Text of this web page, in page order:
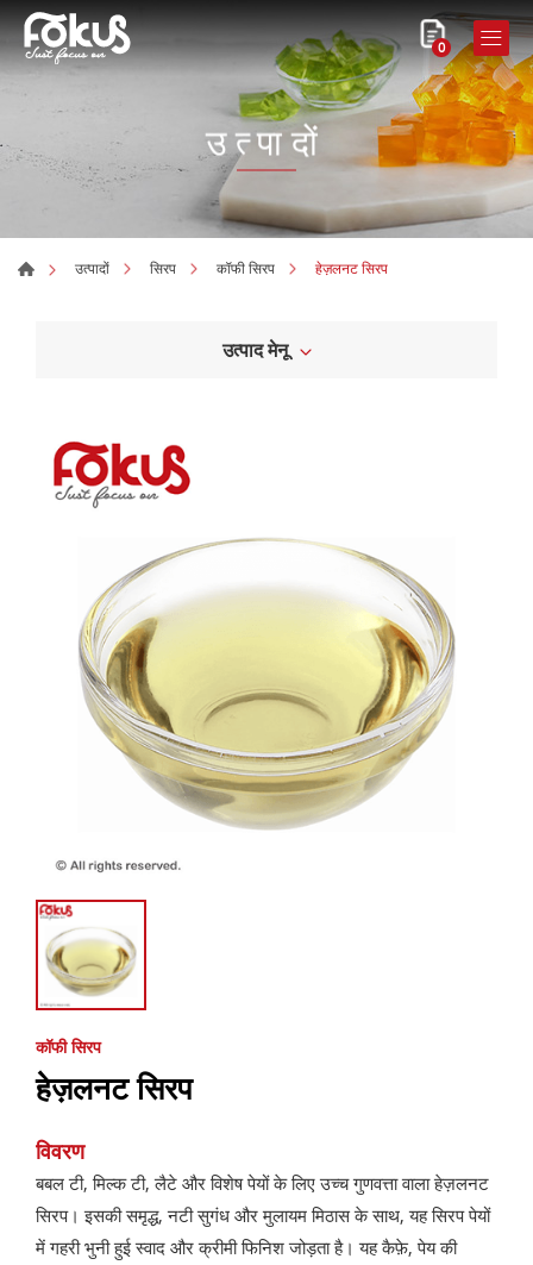
0
उत्पादों
उत्पादों सिरप कॉफी सिरप हेज़लनट सिरप
उत्पाद मेनू
कॉफी सिरप
हेज़लनट सिरप
विवरण
बबल टी, मिल्क टी, लैटे और विशेष पेयों के लिए उच्च गुणवत्ता वाला हेज़लनट
सिरप। इसकी समृद्ध, नटी सुगंध और मुलायम मिठास के साथ, यह सिरप पेयों
में गहरी भुनी हुई स्वाद और क्रीमी फिनिश जोड़ता है। यह कैफ़े, पेय की